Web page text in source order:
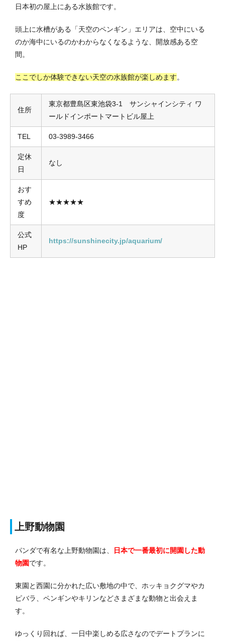
日本初の屋上にある水族館です。
頭上に水槽がある「天空のペンギン」エリアは、空中にいる
のか海中にいるのかわからなくなるような、開放感ある空
間。
ここでしか体験できない天空の水族館が楽しめます。
住所
東京都豊島区東池袋3-1 サンシャインシティ ワ
ールドインポートマートビル屋上
TEL 03-3989-3466
定休
日
なし
おす
すめ
度
★★★★★
公式
HP
https://sunshinecity.jp/aquarium/
上野動物園
パンダで有名な上野動物園は、
日本で一番最初に開園した動
物園です。
東園と西園に分かれた広い敷地の中で、ホッキョクグマやカ
ピバラ、ペンギンやキリンなどさまざまな動物と出会えま
す。
ゆっくり回れば、一日中楽しめる広さなのでデートプランに